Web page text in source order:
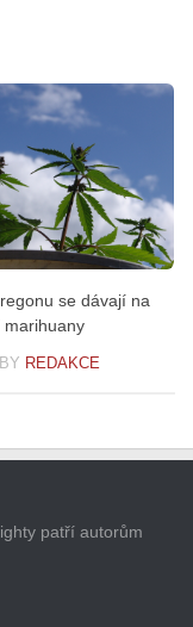
se dávají na
marihuany
BY REDAKCE
patří autorům